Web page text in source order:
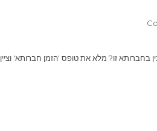
בחברותא זו? מלא את טופס 'הזמן חברותא' וציין